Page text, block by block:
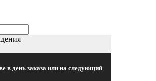
в день заказа или на следующий